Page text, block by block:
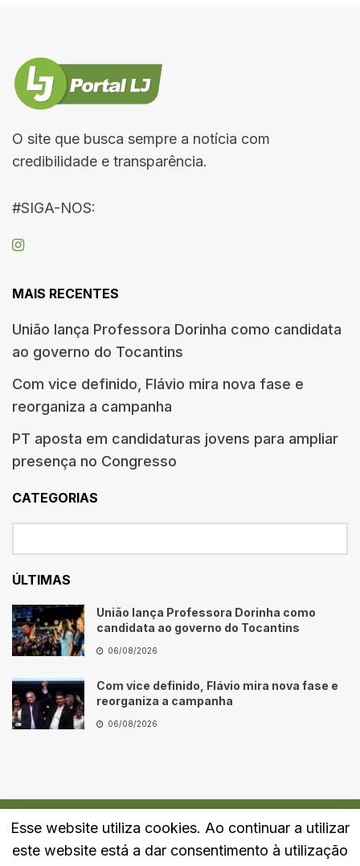
O site que busca sempre a notícia com
credibilidade e transparência.
#SIGA-NOS:
MAIS RECENTES
União lança Professora Dorinha como candidata
ao governo do Tocantins
Com vice definido, Flávio mira nova fase e
reorganiza a campanha
PT aposta em candidaturas jovens para ampliar
presença no Congresso
CATEGORIAS
ÚLTIMAS
União lança Professora Dorinha como
candidata ao governo do Tocantins
06/08/2026
Com vice definido, Flávio mira nova fase e
reorganiza a campanha
06/08/2026
Quem Somos Fale Conosco Política de Privacidade
Esse website utiliza cookies. Ao continuar a utilizar
este website está a dar consentimento à utilização